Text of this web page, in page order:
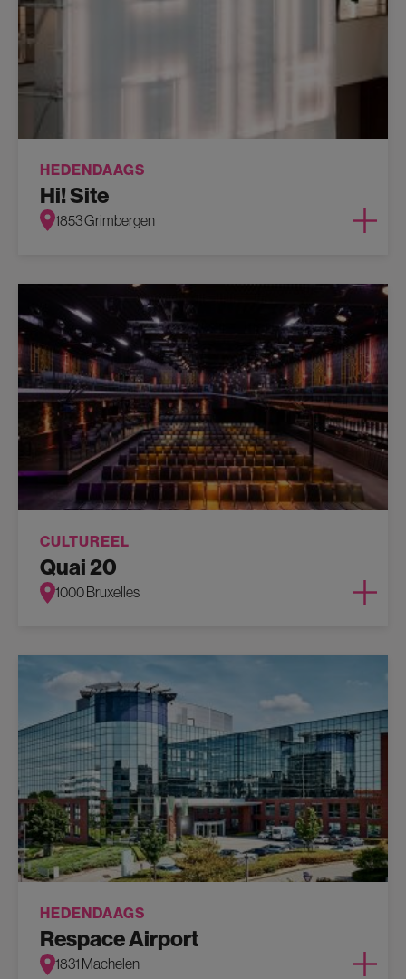
HEDENDAAGS
Hi! Site
1853 Grimbergen
CULTUREEL
Quai 20
1000 Bruxelles
HEDENDAAGS
Respace Airport
1831 Machelen